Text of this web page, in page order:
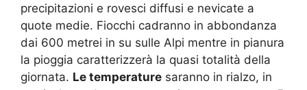
precipitazioni e rovesci diffusi e nevicate a
quote medie. Fiocchi cadranno in abbondanza
dai 600 metrei in su sulle Alpi mentre in pianura
la pioggia caratterizzerà la quasi totalità della
giornata. Le temperature saranno in rialzo, in